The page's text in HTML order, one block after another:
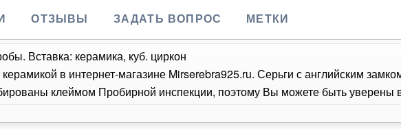
ОТЗЫВЫ ЗАДАТЬ ВОПРОС МЕТКИ
Вставка: керамика, куб. циркон
в интернет-магазине Mirserebra925.ru. Серьги с английским
клеймом Пробирной инспекции, поэтому Вы можете быть уверены